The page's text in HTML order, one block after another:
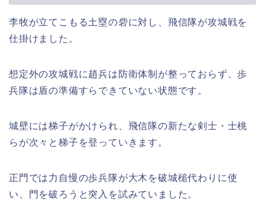
李牧が立てこもる土塁の砦に対し、飛信隊が攻城戦を
仕掛けました。
想定外の攻城戦に趙兵は防衛体制が整っておらず、歩
兵隊は盾の準備すらできていない状態です。
城壁には梯子がかけられ、飛信隊の新たな剣士・士桃
らが次々と梯子を登っていきます。
正門では力自慢の歩兵隊が大木を破城槌代わりに使
い、門を破ろうと突入を試みていました。